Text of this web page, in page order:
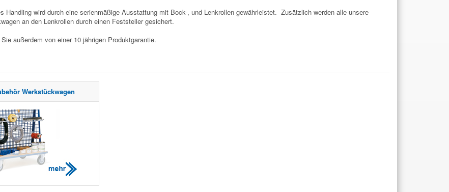
Handling wird durch eine serienmäßige Ausstattung mit Bock-, und Lenkrollen gewährleistet. Zusätzlich werden alle unsere
an den Lenkrollen durch einen Feststeller gesichert.
außerdem von einer 10 jährigen Produktgarantie.
Werkstückwagen